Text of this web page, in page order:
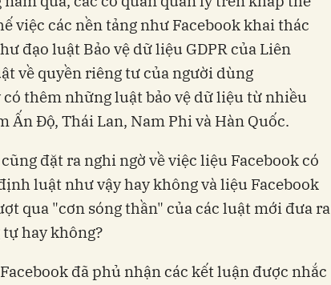
việc các nền tảng như Facebook khai thác
đạo luật Bảo vệ dữ liệu GDPR của Liên
về quyền riêng tư của người dùng
có thêm những luật bảo vệ dữ liệu từ nhiều
Ấn Độ, Thái Lan, Nam Phi và Hàn Quốc.
đặt ra nghi ngờ về việc liệu Facebook có
luật như vậy hay không và liệu Facebook
qua "cơn sóng thần" của các luật mới đưa ra
hay không?
đã phủ nhận các kết luận được nhắc